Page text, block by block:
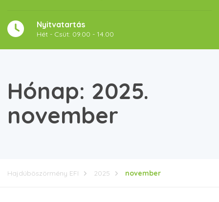
Nyitvatartás
Hét - Csüt: 09.00 - 14.00
Hónap: 2025.
november
Hajdúböszörmény EFI 2025 november